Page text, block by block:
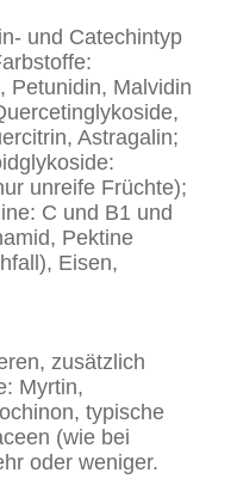
und Catechintyp
Petunidin, Malvidin
Astragalin;
unreife Früchte);
C und B1 und
Pektine
Eisen,
zusätzlich
Myrtin,
typische
(wie bei
oder weniger.